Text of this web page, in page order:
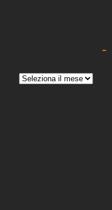
Archivi